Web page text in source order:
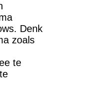
Denk
zoals
te